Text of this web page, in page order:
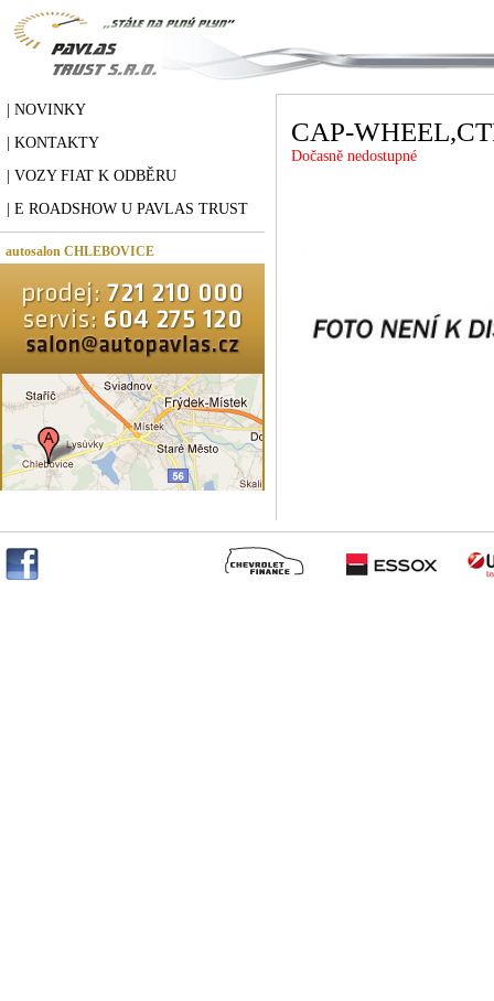
| NOVINKY
| KONTAKTY
| VOZY FIAT K ODBĚRU
| E ROADSHOW U PAVLAS TRUST
autosalon CHLEBOVICE
CAP-
Dočasně nedostupné